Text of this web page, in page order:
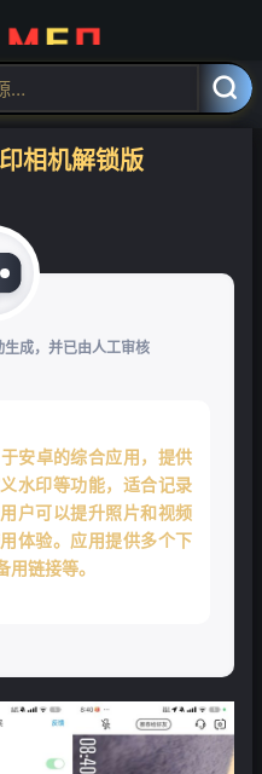

、工具、资讯
正
相机解锁版
成，并已由人工审核
安卓的综合应用，提供
水印等功能，适合记录
户可以提升照片和视频
体验。应用提供多个下
链接等。